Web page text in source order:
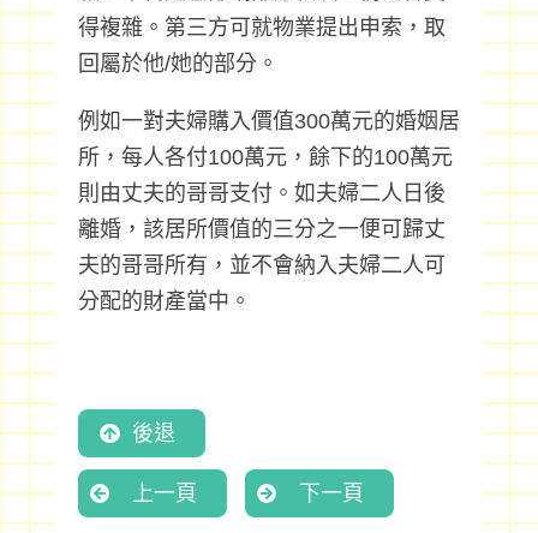
得複雜。第三方可就物業提出申索，取
回屬於他/她的部分。
例如一對夫婦購入價值300萬元的婚姻居
所，每人各付100萬元，餘下的100萬元
則由丈夫的哥哥支付。如夫婦二人日後
離婚，該居所價值的三分之一便可歸丈
夫的哥哥所有，並不會納入夫婦二人可
分配的財產當中。
後退
上一頁 下一頁